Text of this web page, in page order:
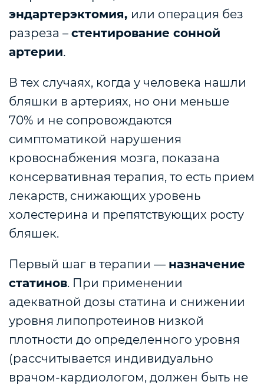
эндартерэктомия, или операция без
разреза – стентирование сонной
артерии.
В тех случаях, когда у человека нашли
бляшки в артериях, но они меньше
70% и не сопровождаются
симптоматикой нарушения
кровоснабжения мозга, показана
консервативная терапия, то есть прием
лекарств, снижающих уровень
холестерина и препятствующих росту
бляшек.
Первый шаг в терапии — назначение
статинов. При применении
адекватной дозы статина и снижении
уровня липопротеинов низкой
плотности до определенного уровня
(рассчитывается индивидуально
врачом-кардиологом, должен быть не